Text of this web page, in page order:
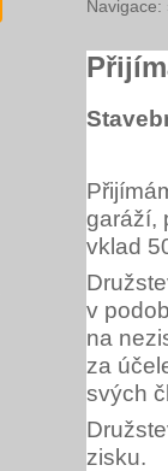
Navigace:
garáží,
vklad
v
na
za
svých
zisku.